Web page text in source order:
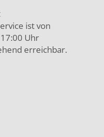
ist von
Uhr
erreichbar.